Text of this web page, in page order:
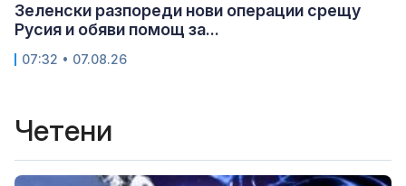
Зеленски разпореди нови операции срещу
Русия и обяви помощ за...
07:32 • 07.08.26
Четени